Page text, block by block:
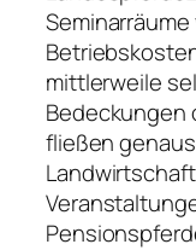
mittlerweile
Bedeckungen
fließen